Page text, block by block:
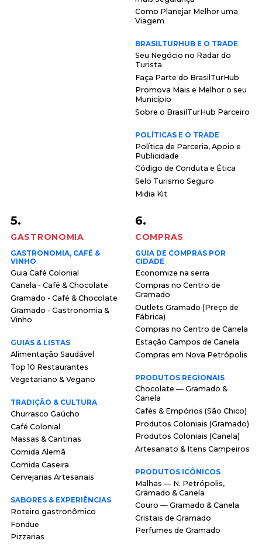
Como Planejar Melhor uma
Viagem
BRASILTURHUB E O TRADE
Seu Negócio no Radar do
Turista
Faça Parte do BrasilTurHub
Promova Mais e Melhor o seu
Município
Sobre o BrasilTurHub Parceiro
POLÍTICAS E O TRADE
Política de Parceria, Apoio e
Publicidade
Código de Conduta e Ética
Selo Turismo Seguro
Midia Kit
5.
GASTRONOMIA
GASTRONOMIA, CAFÉ &
VINHO
Guia Café Colonial
Canela - Café & Chocolate
Gramado - Café & Chocolate
Gramado - Gastronomia &
Vinho
GUIAS & LISTAS
Alimentação Saudável
Top 10 Restaurantes
Vegetariano & Vegano
TRADIÇÃO & CULTURA
Churrasco Gaúcho
Café Colonial
Massas & Cantinas
Comida Alemã
Comida Caseira
Cervejarias Artesanais
SABORES & EXPERIÊNCIAS
Roteiro gastronômico
Fondue
Pizzarias
6.
COMPRAS
GUIA DE COMPRAS POR
CIDADE
Economize na serra
Compras no Centro de
Gramado
Outlets Gramado (Preço de
Fábrica)
Compras no Centro de Canela
Estação Campos de Canela
Compras em Nova Petrópolis
PRODUTOS REGIONAIS
Chocolate — Gramado &
Canela
Cafés & Empórios (São Chico)
Produtos Coloniais (Gramado)
Produtos Coloniais (Canela)
Artesanato & Itens Campeiros
PRODUTOS ICÔNICOS
Malhas — N. Petrópolis,
Gramado & Canela
Couro — Gramado & Canela
Cristais de Gramado
Perfumes de Gramado